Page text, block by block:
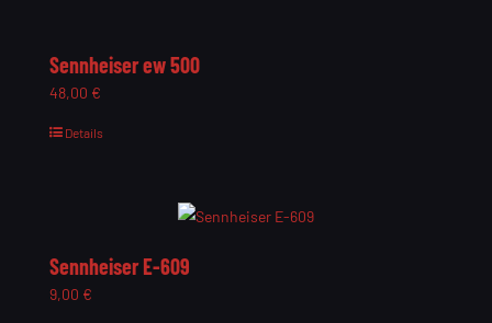
Sennheiser ew 500
48,00 €
Details
Sennheiser E-609
9,00 €